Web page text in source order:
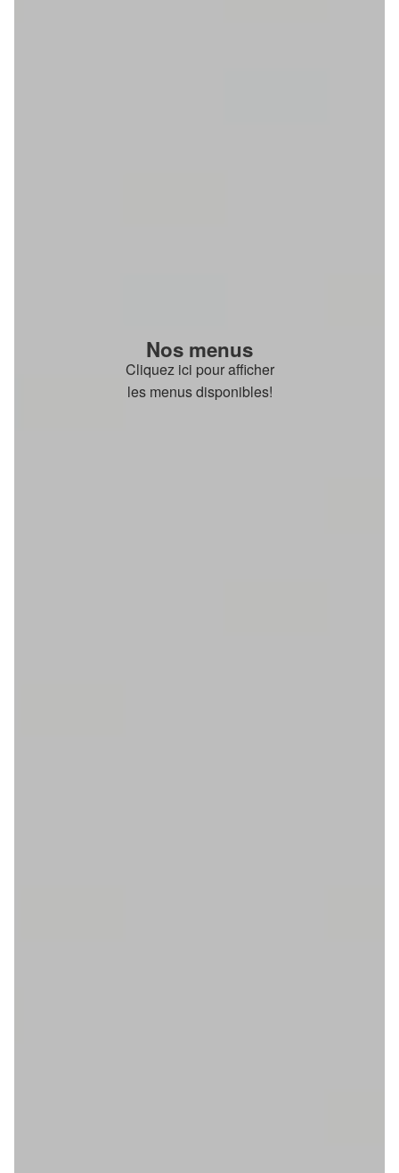
Nos menus
Cliquez ici pour afficher
les menus disponibles!